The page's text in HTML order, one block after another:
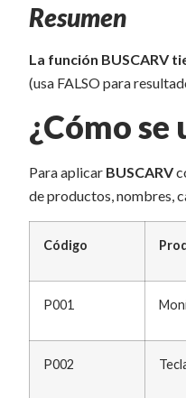
Resumen
La función BUSCARV
(usa FALSO para
¿Cómo se
Para aplicar BUSCARV
de productos, nombres,
Código
P001
P002